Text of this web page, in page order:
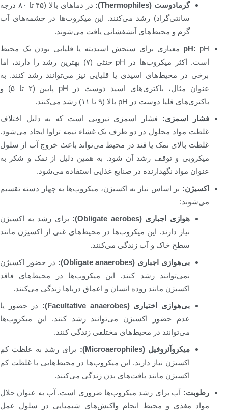
گرمادوست (Thermophiles):
در دماهای بالا (۴۵ تا ۸۰ درجه
سانتی‌گراد) رشد می‌کنند. این میکروب‌ها در چشمه‌های آب
گرم و محیط‌های آتشفشانی یافت می‌شوند.
pH: pH معیاری برای سنجش اسیدیته یا قلیایی بودن یک محیط
است. اکثر میکروب‌ها در pH خنثی (۷) بهترین رشد را دارند، اما
برخی در محیط‌های اسیدی یا قلیایی نیز می‌توانند رشد کنند. به
عنوان مثال، باکتری‌های اسید دوست در pH پایین (۲ تا ۵) و
باکتری‌های قلیا دوست در pH بالا (۹ تا ۱۱) رشد می‌کنند.
فشار اسمزی: فشار اسمزی نیرویی است که به دلیل اختلاف
غلظت مواد محلول در دو طرف یک غشاء نیمه تراوا ایجاد می‌شود.
غلظت بالای نمک یا قند در محیط می‌تواند باعث خروج آب از سلول
میکروبی و توقف رشد آن شود. به همین دلیل از نمک و شکر به
عنوان مواد نگهدارنده در صنایع غذایی استفاده می‌شود.
اکسیژن: بر اساس نیاز به اکسیژن، میکروب‌ها به چهار دسته تقسیم
می‌شوند:
هوازی اجباری (Obligate aerobes):
برای رشد به اکسیژن
نیاز دارند. این میکروب‌ها در محیط‌های غنی از اکسیژن مانند
سطح خاک و آب زندگی می‌کنند.
بی‌هوازی اجباری (Obligate anaerobes):
در حضور اکسیژن
نمی‌توانند رشد کنند. این میکروب‌ها در محیط‌های فاقد
اکسیژن مانند روده انسان و اعماق دریاها زندگی می‌کنند.
بی‌هوازی اختیاری (Facultative anaerobes):
در حضور یا
عدم حضور اکسیژن می‌توانند رشد کنند. این میکروب‌ها
می‌توانند در محیط‌های مختلفی زندگی کنند.
میکروآئروفیل (Microaerophiles):
برای رشد به غلظت کم
اکسیژن نیاز دارند. این میکروب‌ها در محیط‌هایی با غلظت کم
اکسیژن مانند بافت‌های بدن زندگی می‌کنند.
رطوبت: آب برای رشد میکروب‌ها ضروری است. آب به عنوان حلال
مواد مغذی و محیط انجام واکنش‌های شیمیایی در سلول عمل